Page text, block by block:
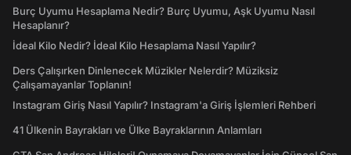
Burç Uyumu Hesaplama Nedir? Burç Uyumu, Aşk Uyumu Nasıl
Hesaplanır?
İdeal Kilo Nedir? İdeal Kilo Hesaplama Nasıl Yapılır?
Ders Çalışırken Dinlenecek Müzikler Nelerdir? Müziksiz
Çalışamayanlar Toplanın!
Instagram Giriş Nasıl Yapılır? Instagram'a Giriş İşlemleri Rehberi
41 Ülkenin Bayrakları ve Ülke Bayraklarının Anlamları